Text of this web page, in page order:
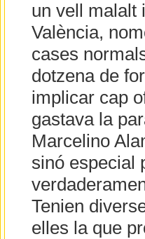
un vell malalt
València,
cases
dotzena de
implicar cap
gastava la
Marcelino
sinó especial
Tenien
elles la que